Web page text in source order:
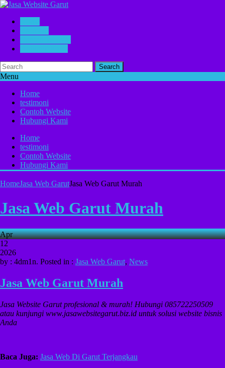
Search
Menu
Home
testimoni
Contoh Website
Hubungi Kami
Home
testimoni
Contoh Website
Hubungi Kami
HomeJasa Web GarutJasa Web Garut Murah
Jasa Web Garut Murah
Apr
12
2026
by : 4dm1n. Posted in : Jasa Web Garut, News
Jasa Web Garut Murah
Jasa Website Garut profesional & murah! Hubungi 085722250509
atau kunjungi www.jasawebsitegarut.biz.id untuk solusi website bisnis
Anda
Baca Juga: Jasa Web Di Garut Terjangkau